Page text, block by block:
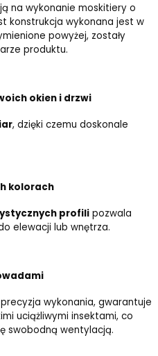
na wykonanie moskitiery o
konstrukcja wykonana jest w
powyżej, zostały
produktu.
okien i drzwi
, dzięki czemu doskonale
kolorach
profili pozwala
elewacji lub wnętrza.
wykonania, gwarantuje
uciążliwymi insektami, co
swobodną wentylacją.